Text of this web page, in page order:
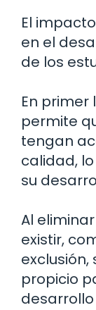
El
en el
de los
En primer
permite
tengan
calidad,
su
Al
existir,
propicio